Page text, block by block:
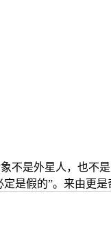
是外星人，也不是
是假的”。来由更